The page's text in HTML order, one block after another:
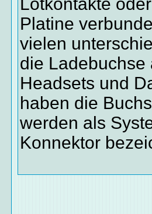
Platine
vielen
die Ladebuchse
Headsets und
haben die
werden als
Konnektor